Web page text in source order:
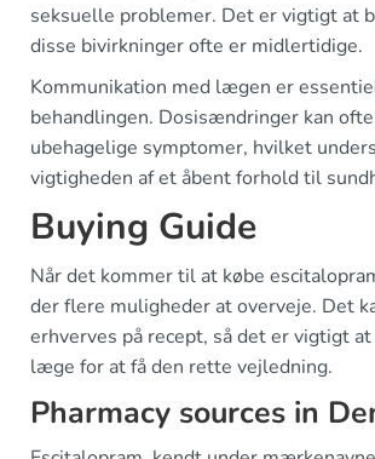
seksuelle problemer. Det er vigtigt at
disse bivirkninger ofte er midlertidige.
Kommunikation med lægen er
behandlingen. Dosisændringer kan
ubehagelige symptomer, hvilket
vigtigheden af et åbent forhold til
Buying Guide
Når det kommer til at købe
der flere muligheder at overveje. Det
erhverves på recept, så det er vigtigt
læge for at få den rette vejledning.
Pharmacy sources in